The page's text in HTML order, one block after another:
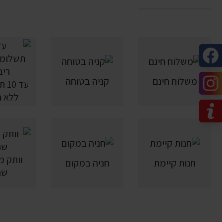
משלוח חינם קניה בטוחה
ללא
חנות קיימת חניה במקום